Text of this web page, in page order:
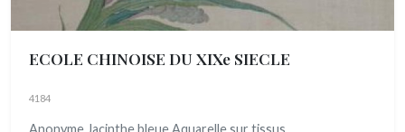
ECOLE CHINOISE DU XIXe SIECLE
4184
Anonyme Jacinthe bleue Aquarelle sur tissus